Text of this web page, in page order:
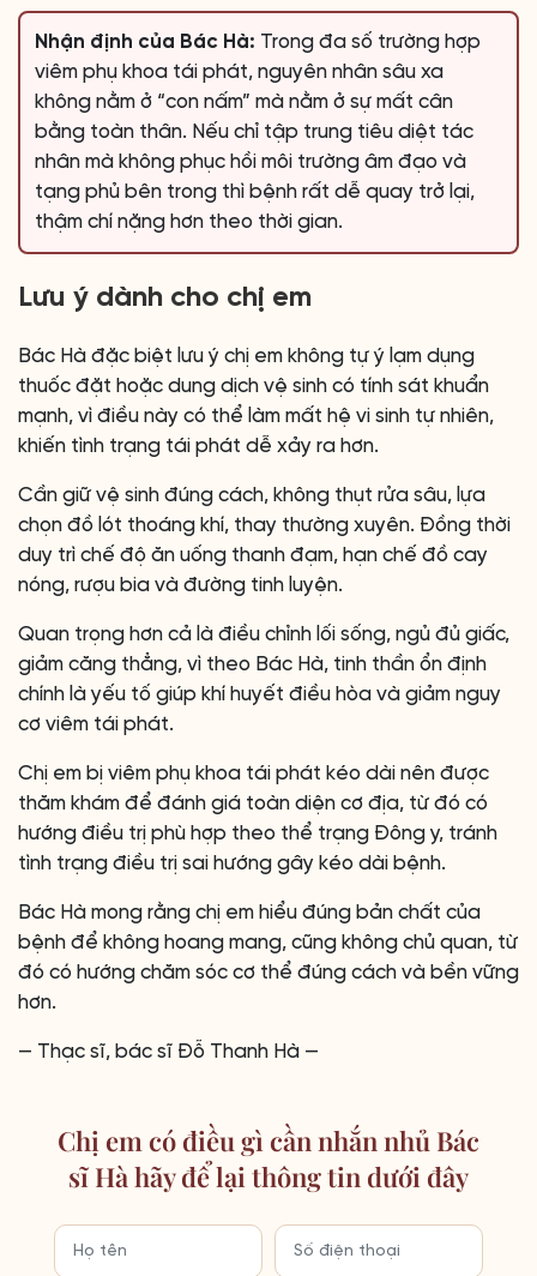
Nhận định của Bác Hà: Trong đa số trường hợp
viêm phụ khoa tái phát, nguyên nhân sâu xa
không nằm ở “con nấm” mà nằm ở sự mất cân
bằng toàn thân. Nếu chỉ tập trung tiêu diệt tác
nhân mà không phục hồi môi trường âm đạo và
tạng phủ bên trong thì bệnh rất dễ quay trở lại,
thậm chí nặng hơn theo thời gian.
Lưu ý dành cho chị em
Bác Hà đặc biệt lưu ý chị em không tự ý lạm dụng
thuốc đặt hoặc dung dịch vệ sinh có tính sát khuẩn
mạnh, vì điều này có thể làm mất hệ vi sinh tự nhiên,
khiến tình trạng tái phát dễ xảy ra hơn.
Cần giữ vệ sinh đúng cách, không thụt rửa sâu, lựa
chọn đồ lót thoáng khí, thay thường xuyên. Đồng thời
duy trì chế độ ăn uống thanh đạm, hạn chế đồ cay
nóng, rượu bia và đường tinh luyện.
Quan trọng hơn cả là điều chỉnh lối sống, ngủ đủ giấc,
giảm căng thẳng, vì theo Bác Hà, tinh thần ổn định
chính là yếu tố giúp khí huyết điều hòa và giảm nguy
cơ viêm tái phát.
Chị em bị viêm phụ khoa tái phát kéo dài nên được
thăm khám để đánh giá toàn diện cơ địa, từ đó có
hướng điều trị phù hợp theo thể trạng Đông y, tránh
tình trạng điều trị sai hướng gây kéo dài bệnh.
Bác Hà mong rằng chị em hiểu đúng bản chất của
bệnh để không hoang mang, cũng không chủ quan, từ
đó có hướng chăm sóc cơ thể đúng cách và bền vững
hơn.
— Thạc sĩ, bác sĩ Đỗ Thanh Hà —
Chị em có điều gì cần nhắn nhủ Bác
sĩ Hà hãy để lại thông tin dưới đây